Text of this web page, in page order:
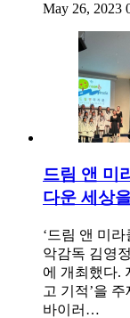
May 26, 2023
드림 앤 미
다운 세상
‘드림 앤 미라
악감독 김영
에 개최했다.
고 기적’을
바이러…